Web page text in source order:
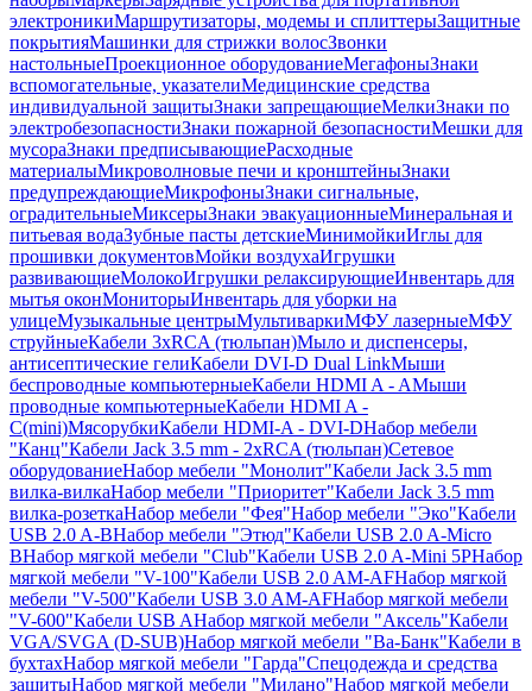
электроникиМаршрутизаторы, модемы и сплиттерыЗащитные
покрытияМашинки для стрижки волосЗвонки
настольныеПроекционное оборудованиеМегафоныЗнаки
вспомогательные, указателиМедицинские средства
индивидуальной защитыЗнаки запрещающиеМелкиЗнаки по
электробезопасностиЗнаки пожарной безопасностиМешки для
мусораЗнаки предписывающиеРасходные
материалыМикроволновые печи и кронштейныЗнаки
предупреждающиеМикрофоныЗнаки сигнальные,
оградительныеМиксерыЗнаки эвакуационныеМинеральная и
питьевая водаЗубные пасты детскиеМинимойкиИглы для
прошивки документовМойки воздухаИгрушки
развивающиеМолокоИгрушки релаксирующиеИнвентарь для
мытья оконМониторыИнвентарь для уборки на
улицеМузыкальные центрыМультиваркиМФУ лазерныеМФУ
струйныеКабели 3xRCA (тюльпан)Мыло и диспенсеры,
антисептические гелиКабели DVI-D Dual LinkМыши
беспроводные компьютерныеКабели HDMI A - AМыши
проводные компьютерныеКабели HDMI A -
C(mini)МясорубкиКабели HDMI-A - DVI-DНабор мебели
"Канц"Кабели Jack 3.5 mm - 2xRCA (тюльпан)Сетевое
оборудованиеНабор мебели "Монолит"Кабели Jack 3.5 mm
вилка-вилкаНабор мебели "Приоритет"Кабели Jack 3.5 mm
вилка-розеткаНабор мебели "Фея"Набор мебели "Эко"Кабели
USB 2.0 A-BНабор мебели "Этюд"Кабели USB 2.0 A-Micro
BНабор мягкой мебели "Club"Кабели USB 2.0 A-Mini 5PНабор
мягкой мебели "V-100"Кабели USB 2.0 AM-AFНабор мягкой
мебели "V-500"Кабели USB 3.0 AM-AFНабор мягкой мебели
"V-600"Кабели USB AНабор мягкой мебели "Аксель"Кабели
VGA/SVGA (D-SUB)Набор мягкой мебели "Ва-Банк"Кабели в
бухтахНабор мягкой мебели "Гарда"Спецодежда и средства
защитыНабор мягкой мебели "Милано"Набор мягкой мебели